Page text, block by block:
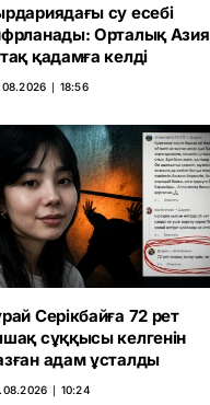
су есебі
Орталық Азия
қадамға келді
∣ 18:56
Серікбайға 72 рет
сұққысы келгенін
адам ұсталды
∣ 10:24